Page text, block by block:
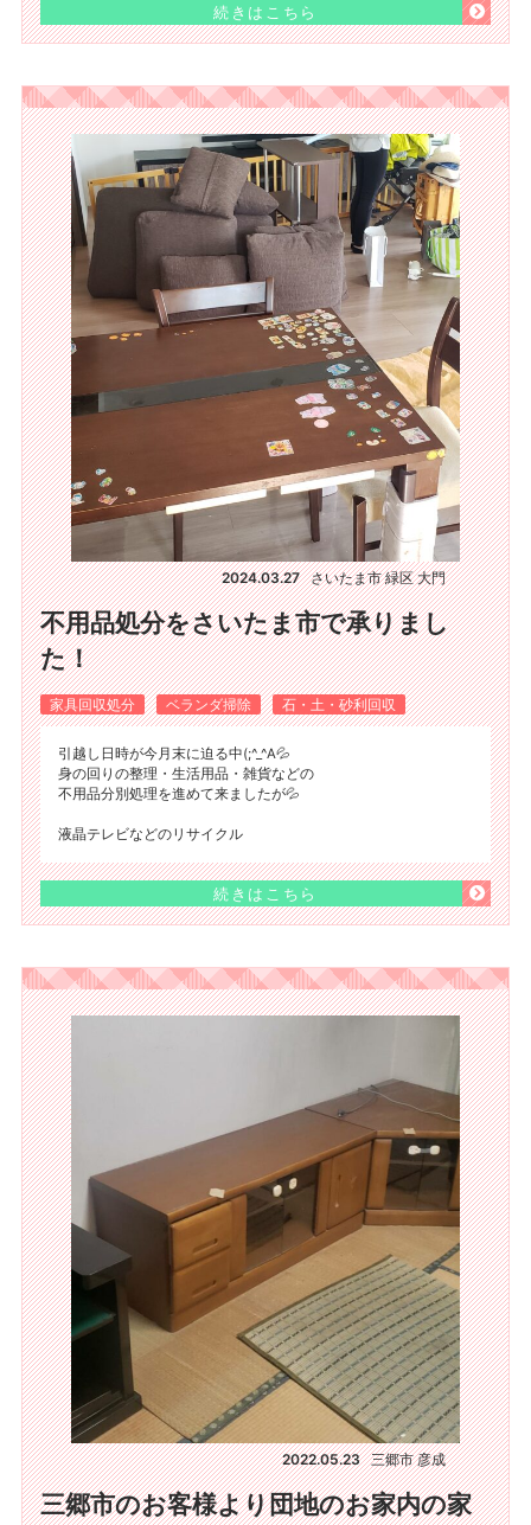
続きはこちら
2024.03.27 さいたま市 緑区 大門
不用品処分をさいたま市で承りまし
た！
家具回収処分 ベランダ掃除 石・土・砂利回収
引越し日時が今月末に迫る中(;^_^A💦
身の回りの整理・生活用品・雑貨などの
不用品分別処理を進めて来ましたが💦
液晶テレビなどのリサイクル
続きはこちら
2022.05.23 三郷市 彦成
三郷市のお客様より団地のお家内の家